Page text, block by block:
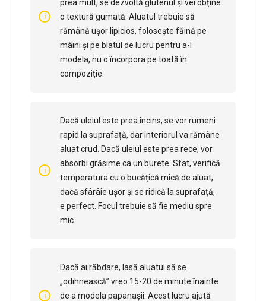
prea mult, se dezvoltă glutenul și vei obține
o textură gumată. Aluatul trebuie să
rămână ușor lipicios, folosește făină pe
mâini și pe blatul de lucru pentru a-l
modela, nu o încorpora pe toată în
compoziție.
Dacă uleiul este prea încins, se vor rumeni
rapid la suprafață, dar interiorul va rămâne
aluat crud. Dacă uleiul este prea rece, vor
absorbi grăsime ca un burete. ​Sfat, verifică
temperatura cu o bucățică mică de aluat,
dacă sfârâie ușor și se ridică la suprafață,
e perfect. Focul trebuie să fie mediu spre
mic.
Dacă ai răbdare, lasă aluatul să se
„odihnească” vreo 15-20 de minute înainte
de a modela papanașii. Acest lucru ajută